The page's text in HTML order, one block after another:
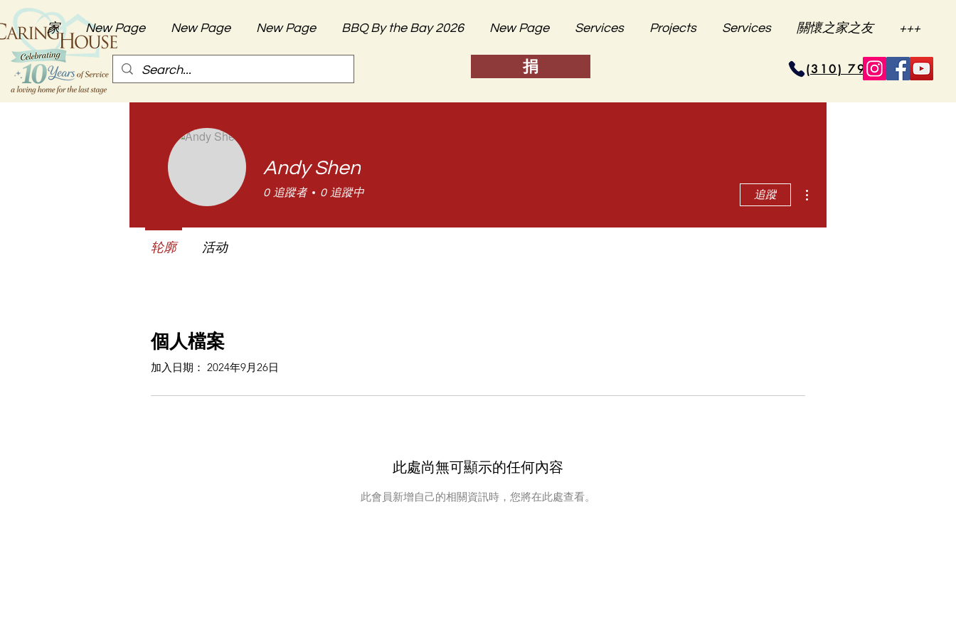
家 New Page New Page New Page BBQ By the Bay 2026 New Page Services Projects Services 關懷之家之友 +++
捐 (310) 796-6625
個人檔案
加入日期： 2024年9月26日
此處尚無可顯示的任何內容
此會員新增自己的相關資訊時，您將在此處查看。
Andy Shen
0 追蹤者 0 追蹤中 追蹤
轮廓 活动